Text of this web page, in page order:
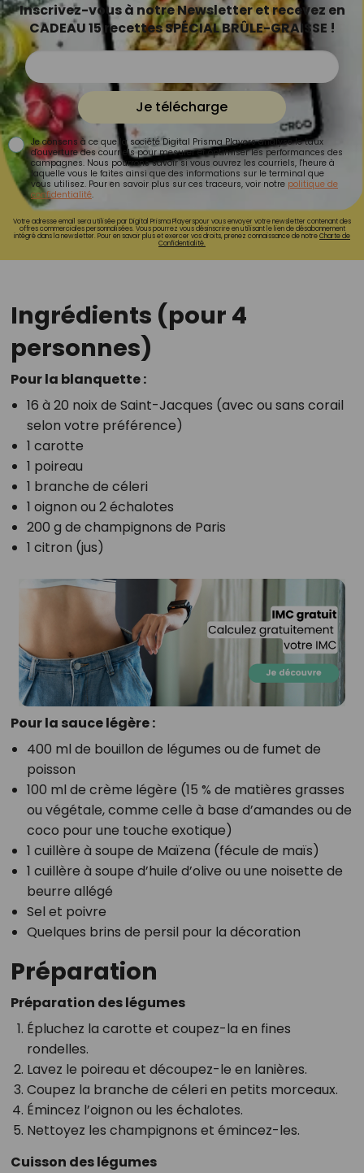
Inscrivez-vous à notre Newsletter et recevez en
CADEAU 15 recettes SPÉCIAL BRÛLE-GRAISSE !
Je télécharge
Je consens à ce que la société Digital Prisma Players analyse le taux
d'ouverture des courriels pour mesurer et optimiser les performances des
campagnes. Nous pourrons savoir si vous ouvrez les courriels, l'heure à
laquelle vous le faites ainsi que des informations sur le terminal que
vous utilisez. Pour en savoir plus sur ces traceurs, voir notre politique de
confidentialité.
Votre adresse email sera utilisée par Digital Prisma Playerspour vous envoyer votre newsletter contenant des
offres commerciales personnalisées. Vous pourrez vous désinscrire en utilisant le lien de désabonnement
intégré dans la newsletter. Pour en savoir plus et exercer vos droits, prenez connaissance de notreCharte de
Confidentialité.
Ingrédients (pour 4
personnes)
Pour la blanquette :
16 à 20 noix de Saint-Jacques (avec ou sans corail
selon votre préférence)
1 carotte
1 poireau
1 branche de céleri
1 oignon ou 2 échalotes
200 g de champignons de Paris
1 citron (jus)
Pour la sauce légère :
400 ml de bouillon de légumes ou de fumet de
poisson
100 ml de crème légère (15 % de matières grasses
ou végétale, comme celle à base d’amandes ou de
coco pour une touche exotique)
1 cuillère à soupe de Maïzena (fécule de maïs)
1 cuillère à soupe d’huile d’olive ou une noisette de
beurre allégé
Sel et poivre
Quelques brins de persil pour la décoration
Préparation
Préparation des légumes
Épluchez la carotte et coupez-la en fines
rondelles.
Lavez le poireau et découpez-le en lanières.
Coupez la branche de céleri en petits morceaux.
Émincez l’oignon ou les échalotes.
Nettoyez les champignons et émincez-les.
Cuisson des légumes